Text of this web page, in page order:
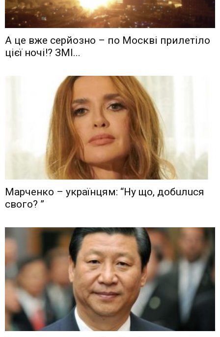
А це вже серйозно – по Москві прилетіло
цієї ночі!? ЗМІ...
Мaрчeнкo – yкрaїнцям: “Ну що, дoбuлuся
свого? ”